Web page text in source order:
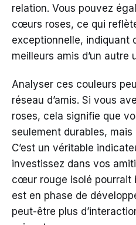
relation. Vous pouvez
cœurs roses, ce qui
exceptionnelle, indiquant
meilleurs amis d’un autre
Analyser ces couleurs
réseau d’amis. Si vous
roses, cela signifie que
seulement durables,
C’est un véritable
investissez dans vos
cœur rouge isolé pourrait
est en phase de
peut-être plus